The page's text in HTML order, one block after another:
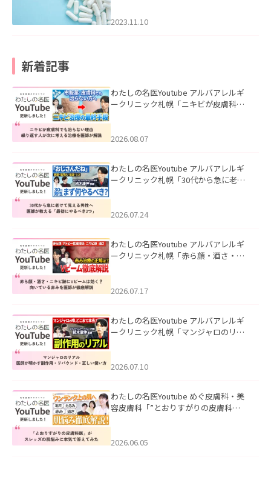
2023.11.10
新着記事
わたしの名医Youtube アルバアレルギ
ークリニック札幌「ニキビが皮膚科で
ました。
2026.08.07
わたしの名医Youtube アルバアレルギ
ークリニック札幌「30代から急に老け
た。
2026.07.24
わたしの名医Youtube アルバアレルギ
ークリニック札幌「赤ら顔・酒さ・ニ
した。
2026.07.17
わたしの名医Youtube アルバアレルギ
ークリニック札幌「マンジャロのリア
た。
2026.07.10
わたしの名医Youtube めぐ皮膚科・美
容皮膚科「”とおりすがりの皮膚科
2026.06.05